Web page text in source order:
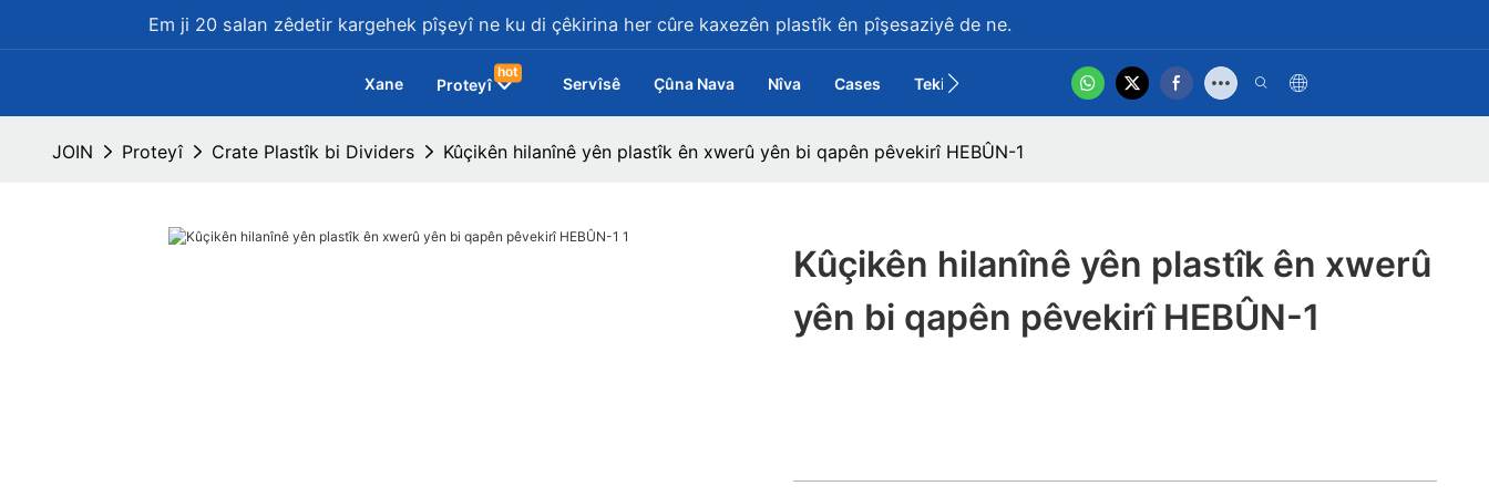
Em ji 20 salan zêdetir kargehek pîşeyî ne ku di çêkirina her cûre kaxezên plastîk ên pîşesaziyê de ne.
Xane Proteyî
hot
Servîsê Çûna Nava Nîva Cases Tekilî Vîdyoya Hilberê
hot
JOIN Proteyî Crate Plastîk bi Dividers Kûçikên hilanînê yên plastîk ên xwerû yên bi qapên pêvekirî HEBÛN-1
Kûçikên hilanînê yên plastîk ên xwerû
yên bi qapên pêvekirî HEBÛN-1